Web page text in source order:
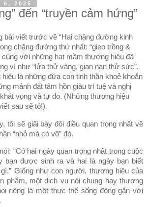
6, 2025
đến “truyền cảm hứng”
bài viết trước về “Hai chặng đường kinh
chặng đường thứ nhất: “gieo trồng &
cùng với những hạt mầm thương hiệu đã
ví như “lửa thử vàng, gian nan thử sức”.
là những đứa con tinh thần khoẻ khoắn
mảnh đất tâm hồn giàu trí tuệ và nghị
vọng và tự do. (Những thương hiệu
sau sẽ tỏ!).
tôi sẽ giãi bày đôi điều quan trọng nhất về
“nhỏ mà có võ” đó.
“Có hai ngày quan trọng nhất trong cuộc
bạn được sinh ra và hai là ngày bạn biết
Giống như con người, thương hiệu của
phẩm, một dịch vụ nói chung hay thương
riêng là một thực thể sống động gắn với